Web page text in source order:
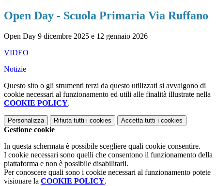
Open Day - Scuola Primaria Via Ruffano
Open Day 9 dicembre 2025 e 12 gennaio 2026
VIDEO
Notizie
Questo sito o gli strumenti terzi da questo utilizzati si avvalgono di
cookie necessari al funzionamento ed utili alle finalità illustrate nella
COOKIE POLICY.
Personalizza Rifiuta tutti i cookies Accetta tutti i cookies
Gestione cookie
In questa schermata è possibile scegliere quali cookie consentire.
I cookie necessari sono quelli che consentono il funzionamento della
piattaforma e non è possibile disabilitarli.
Per conoscere quali sono i cookie necessari al funzionamento potete
visionare la COOKIE POLICY.